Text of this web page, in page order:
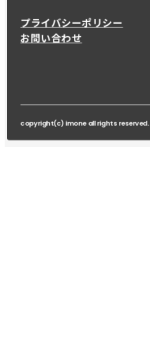
プライバシーポリシー
お問い合わせ
copyright(c) imone all rights reserved.